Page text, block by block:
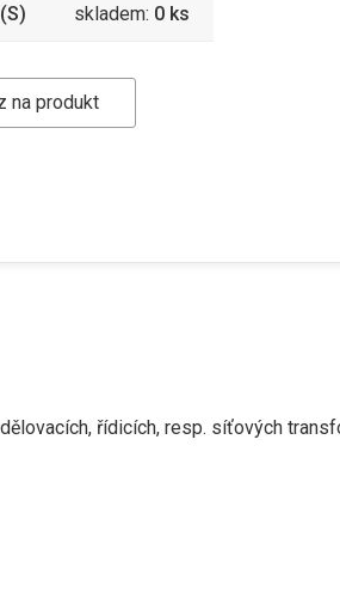
skladem: 0 ks
na produkt
řídicích, resp. síťových